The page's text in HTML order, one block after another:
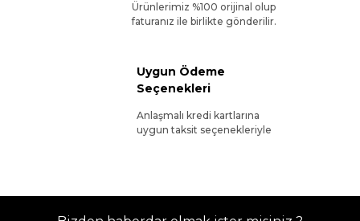
Ürünlerimiz %100 orijinal olup
faturanız ile birlikte gönderilir.
Uygun Ödeme
Seçenekleri
Anlaşmalı kredi kartlarına
uygun taksit seçenekleriyle